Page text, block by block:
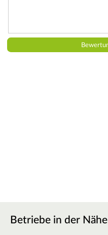
Betriebe in der Nähe